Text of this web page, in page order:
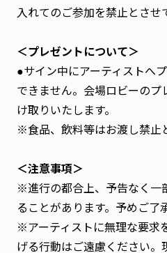
入れてのご参加を禁止とさせ
＜プレゼントについて＞
●サイン中にアーティストへ
できません。会場ロビーのプ
け取りいたします。
※食品、飲料等はお渡し禁止
＜注意事項＞
※進行の都合上、予告なく一
ることがあります。予めご了
※アーティストに無理な要求
げる行動はご遠慮ください。